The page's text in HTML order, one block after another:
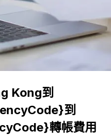
Kong到
到
轉帳費用